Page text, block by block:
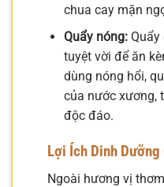
chua cay mặn
Quẩy nóng:Quẩy
tuyệt vời để ăn
dùng nóng hổi,
của nước xương,
độc đáo.
Lợi Ích Dinh Dưỡng
Ngoài hương vị